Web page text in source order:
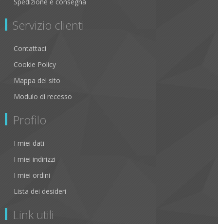
Servizio clienti
Contattaci
Cookie Policy
Mappa del sito
Modulo di recesso
Profilo
I miei dati
I miei indirizzi
I miei ordini
Lista dei desideri
Link utili